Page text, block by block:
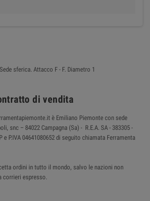
sferica. Attacco F - F. Diametro 1
di vendita
è Emiliano Piemonte con sede
snc – 84022 Campagna (Sa) - R.E.A. SA - 383305 -
e P.IVA 04641080652 di seguito chiamata Ferramenta
ordini in tutto il mondo, salvo le nazioni non
corrieri espresso.